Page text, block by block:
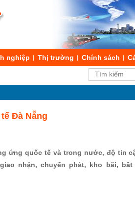
nghiệp Thị trường Chính sách
Đà Nẵng
ứng quốc tế và trong nước, độ tin
nhận, chuyển phát, kho bãi, bất